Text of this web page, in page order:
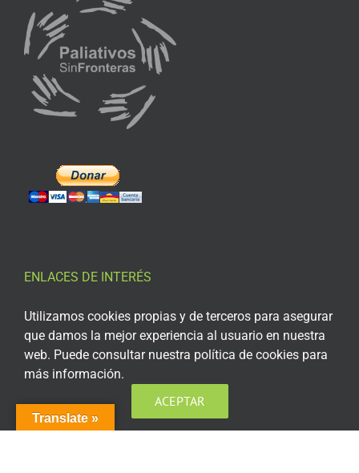
ENLACES DE INTERÉS
Aviso Legal
Política de privacidad
Política de privacidad Redes Sociales
Política de cookies
Translate »
Utilizamos cookies propias y de terceros para asegurar
que damos la mejor experiencia al usuario en nuestra
web. Puede consultar nuestra política de cookies para
más información.
ACEPTAR